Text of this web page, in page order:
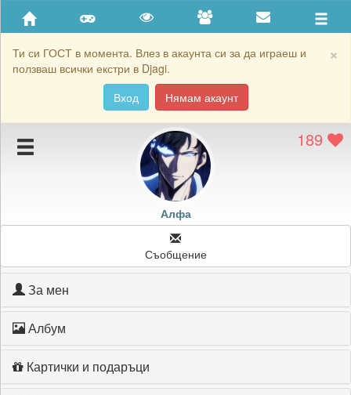
×
Ти си ГОСТ в момента. Влез в акаунта си за да играеш и
ползваш всички екстри в Djagi.
Вход
Нямам акаунт
Приятели
Хронология на игри
Подаръците на Алфа 189
Алфа
Съобщение
За мен
Албум
Картички и подаръци